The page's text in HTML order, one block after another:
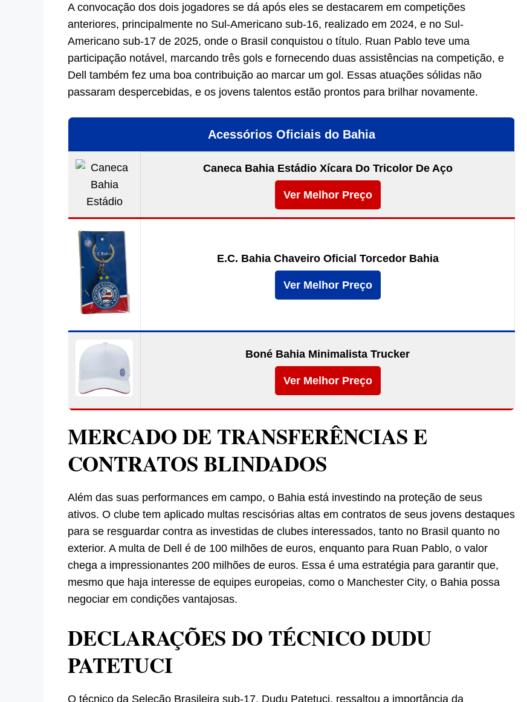
A convocação dos dois jogadores se dá após eles se destacarem em competições
anteriores, principalmente no Sul-Americano sub-16, realizado em 2024, e no Sul-
Americano sub-17 de 2025, onde o Brasil conquistou o título. Ruan Pablo teve uma
participação notável, marcando três gols e fornecendo duas assistências na competição, e
Dell também fez uma boa contribuição ao marcar um gol. Essas atuações sólidas não
passaram despercebidas, e os jovens talentos estão prontos para brilhar novamente.
Acessórios Oficiais do Bahia
Caneca Bahia Estádio Xícara Do Tricolor De Aço
Ver Melhor Preço
E.C. Bahia Chaveiro Oficial Torcedor Bahia
Ver Melhor Preço
Boné Bahia Minimalista Trucker
Ver Melhor Preço
MERCADO DE TRANSFERÊNCIAS E
CONTRATOS BLINDADOS
Além das suas performances em campo, o Bahia está investindo na proteção de seus
ativos. O clube tem aplicado multas rescisórias altas em contratos de seus jovens destaques
para se resguardar contra as investidas de clubes interessados, tanto no Brasil quanto no
exterior. A multa de Dell é de 100 milhões de euros, enquanto para Ruan Pablo, o valor
chega a impressionantes 200 milhões de euros. Essa é uma estratégia para garantir que,
mesmo que haja interesse de equipes europeias, como o Manchester City, o Bahia possa
negociar em condições vantajosas.
DECLARAÇÕES DO TÉCNICO DUDU
PATETUCI
O técnico da Seleção Brasileira sub-17, Dudu Patetuci, ressaltou a importância da